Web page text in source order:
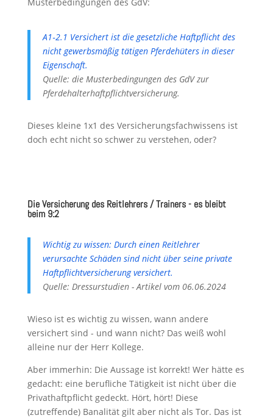
A1‑2.1 Versichert ist die gesetzliche Haftpflicht des
nicht gewerbsmäßig tätigen Pferdehüters in dieser
Eigenschaft.
Quelle: die Musterbedingungen des GdV zur
Pferdehalterhaftpflichtversicherung.
Dieses kleine 1x1 des Versicherungsfachwissens ist
doch echt nicht so schwer zu verstehen, oder?
Die Versicherung des Reitlehrers / Trainers - es bleibt
beim 9:2
Wichtig zu wissen: Durch einen Reitlehrer
verursachte Schäden sind nicht über seine private
Haftpflichtversicherung versichert.
Quelle: Dressurstudien - Artikel vom 06.06.2024
Wieso ist es wichtig zu wissen, wann andere
versichert sind - und wann nicht? Das weiß wohl
alleine nur der Herr Kollege.
Aber immerhin: Die Aussage ist korrekt! Wer hätte es
gedacht: eine berufliche Tätigkeit ist nicht über die
Privathaftpflicht gedeckt. Hört, hört! Diese
(zutreffende) Banalität gilt aber nicht als Tor. Das ist